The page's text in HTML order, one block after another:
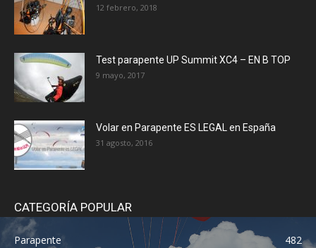
12 febrero, 2018
Test parapente UP Summit XC4 – EN B TOP
9 mayo, 2017
Volar en Parapente ES LEGAL en España
31 agosto, 2016
CATEGORÍA POPULAR
Parapente 482